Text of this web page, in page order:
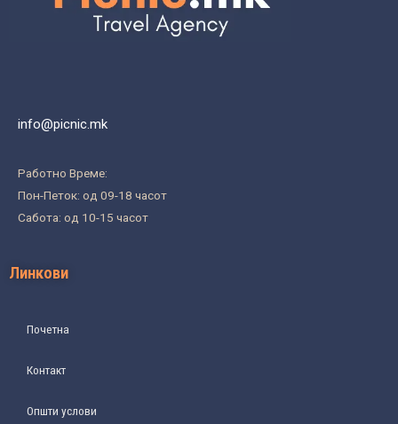
info@picnic.mk
Работно Време:
Пон-Петок: од 09-18 часот
Сабота: од 10-15 часот
Линкови
Почетна
Контакт
Општи услови